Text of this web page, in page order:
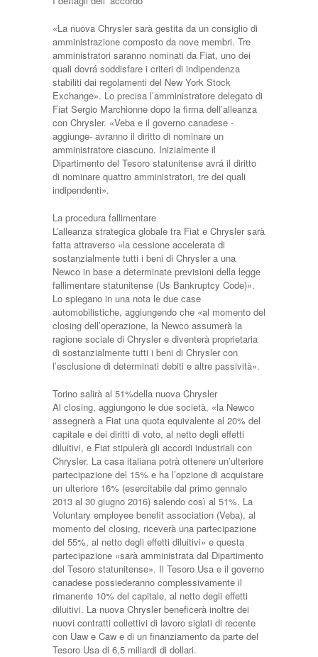
«La nuova Chrysler sarà gestita da un consiglio di
amministrazione composto da nove membri. Tre
amministratori saranno nominati da Fiat, uno dei
quali dovrá soddisfare i criteri di indipendenza
stabiliti dai regolamenti del New York Stock
Exchange». Lo precisa l’amministratore delegato di
Fiat Sergio Marchionne dopo la firma dell’alleanza
con Chrysler. «Veba e il governo canadese -
aggiunge- avranno il diritto di nominare un
amministratore ciascuno. Inizialmente il
Dipartimento del Tesoro statunitense avrá il diritto
di nominare quattro amministratori, tre dei quali
indipendenti».
La procedura fallimentare
L’alleanza strategica globale tra Fiat e Chrysler sarà
fatta attraverso «la cessione accelerata di
sostanzialmente tutti i beni di Chrysler a una
Newco in base a determinate previsioni della legge
fallimentare statunitense (Us Bankruptcy Code)».
Lo spiegano in una nota le due case
automobilistiche, aggiungendo che «al momento del
closing dell’operazione, la Newco assumerà la
ragione sociale di Chrysler e diventerà proprietaria
di sostanzialmente tutti i beni di Chrysler con
l’esclusione di determinati debiti e altre passività».
Torino salirà al 51%della nuova Chrysler
Al closing, aggiungono le due società, «la Newco
assegnerà a Fiat una quota equivalente al 20% del
capitale e dei diritti di voto, al netto degli effetti
diluitivi, e Fiat stipulerà gli accordi industriali con
Chrysler. La casa italiana potrà ottenere un’ulteriore
partecipazione del 15% e ha l’opzione di acquistare
un ulteriore 16% (esercitabile dal primo gennaio
2013 al 30 giugno 2016) salendo così al 51%. La
Voluntary employee benefit association (Veba), al
momento del closing, riceverà una partecipazione
del 55%, al netto degli effetti diluitivi» e questa
partecipazione «sarà amministrata dal Dipartimento
del Tesoro statunitense». Il Tesoro Usa e il governo
canadese possiederanno complessivamente il
rimanente 10% del capitale, al netto degli effetti
diluitivi. La nuova Chrysler beneficerà inoltre dei
nuovi contratti collettivi di lavoro siglati di recente
con Uaw e Caw e di un finanziamento da parte del
Tesoro Usa di 6,5 miliardi di dollari.